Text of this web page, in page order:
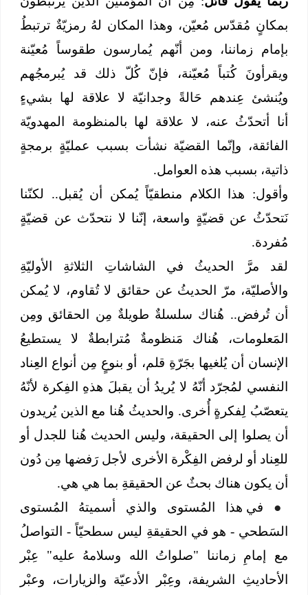
بمكانٍ مُقدّس مُعيّن، وهذا المكان لهُ رمزيّةٌ ترتبطُ
بإمام زماننا، ومن أنّهم يُمارسون طقوساً مُعيّنة
ويقرأونَ كُتباً مُعيّنة، فإنّ كُلّ ذلك قد يُبرمجُهم
ويُنشئ عِندهم حَالةً وجدانيّة لا علاقة لها بشيءٍ
أنا أتحدّثُ عنه، لا علاقة لها بالمنظومة المهدويّة
الفائقة، وإنّما القضيّة نشأت بسبب عمليّةٍ برمجةٍ
ذاتية، بسبب هذه العوامل.
وأقول: هذا الكلام منطقيّاً يُمكن أن يُقبل.. لكنّنا
نَتحدّثُ عن قضيّةٍ واسعة، إنّنا لا نتحدّث عن قضيّةٍ
مُفردة.
لقد مرَّ الحديثُ في الشاشاتِ الثلاثةِ الأوليّةِ
والأصليّة، مرّ الحديثُ عن حقائق لا تُقاوم، لا يُمكن
أن تُرفض.. هُناك سلسلةٌ طويلةٌ مِن الحقائق ومِن
المَعلومات، هُناك مَنظومةٌ مُترابطةٌ لا يستطيعُ
الإنسان أن يُلغيها بجَرّةِ قلم، أو بنوعٍ مِن أنواع العِناد
النفسي لمُجرّد أنّهُ لا يُريدُ أن يقبلَ هذهِ الفِكرة لأنّهُ
يتعصّبُ لِفكرةٍ أُخرى. والحديثُ هُنا مع الذين يُريدون
أن يصلوا إلى الحقيقة، وليس الحديث هُنا للجدل أو
للعِناد أو لرفض الفِكْرة الأخرى لأجل رَفضها مِن دُون
أن يكون هناك بحثٌ عن الحقيقةِ بما هي هي.
●
في هذا المُستوى والذي أسميتهُ المُستوى
السَطحي - هو في الحقيقةِ ليس سطحيّاً - التواصلُ
مع إمامِ زماننا "صلواتُ الله وسلامهُ عليه" عِبْر
الأحاديثِ الشريفة، وعِبْر الأدعيّة والزيارات، وعبْر